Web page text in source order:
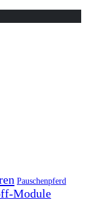
Pauschenpferd
Module